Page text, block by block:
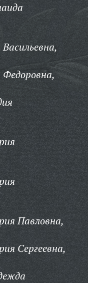
Павловна,
Сергеевна,